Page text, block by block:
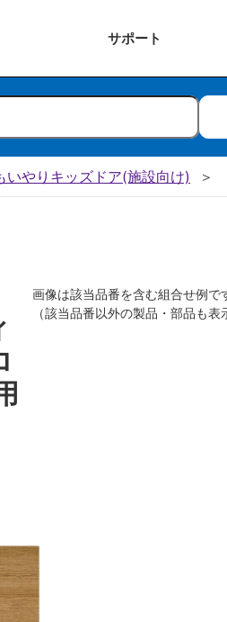
サポート
いやりキッズドア(施設向け)
画像は該当品番を含む組合せ例で
（該当品番以外の製品・部品も表